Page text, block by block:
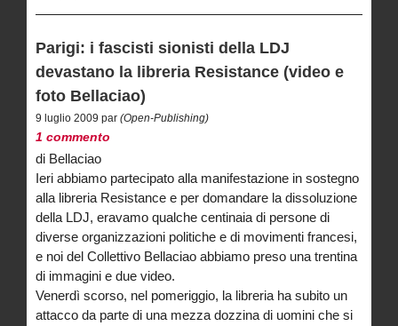
Parigi: i fascisti sionisti della LDJ
devastano la libreria Resistance (video e
foto Bellaciao)
9 luglio 2009 par (Open-Publishing)
1 commento
di Bellaciao
Ieri abbiamo partecipato alla manifestazione in sostegno
alla libreria Resistance e per domandare la dissoluzione
della LDJ, eravamo qualche centinaia di persone di
diverse organizzazioni politiche e di movimenti francesi,
e noi del Collettivo Bellaciao abbiamo preso una trentina
di immagini e due video.
Venerdì scorso, nel pomeriggio, la libreria ha subito un
attacco da parte di una mezza dozzina di uomini che si